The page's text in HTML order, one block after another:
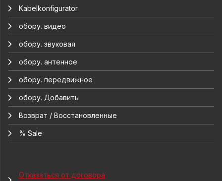
Kabelkonfigurator
обору. видео
обору. звуковая
обору. антенное
обору. передвижное
обору. Добавить
Возврат / Восстановленные
% Sale
Отказаться от договора